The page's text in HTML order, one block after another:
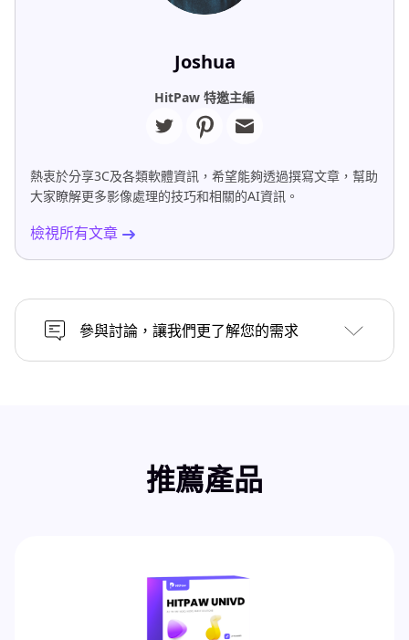
Joshua
HitPaw 特邀主編
熱衷於分享3C及各類軟體資訊，希望能夠透過撰寫文章，幫助
大家瞭解更多影像處理的技巧和相關的AI資訊。
檢視所有文章
參與討論，讓我們更了解您的需求
推薦產品